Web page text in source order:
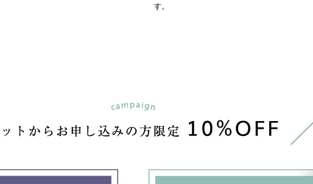
す。